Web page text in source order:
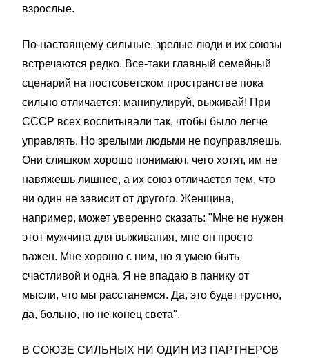
взрослые.
По-настоящему сильные, зрелые люди и их союзы
встречаются редко. Все-таки главный семейный
сценарий на постсоветском пространстве пока
сильно отличается: манипулируй, выживай! При
СССР всех воспитывали так, чтобы было легче
управлять. Но зрелыми людьми не поуправляешь.
Они слишком хорошо понимают, чего хотят, им не
навяжешь лишнее, а их союз отличается тем, что
ни один не зависит от другого. Женщина,
например, может уверенно сказать: "Мне не нужен
этот мужчина для выживания, мне он просто
важен. Мне хорошо с ним, но я умею быть
счастливой и одна. Я не впадаю в панику от
мысли, что мы расстанемся. Да, это будет грустно,
да, больно, но не конец света".
В СОЮЗЕ СИЛЬНЫХ НИ ОДИН ИЗ ПАРТНЕРОВ